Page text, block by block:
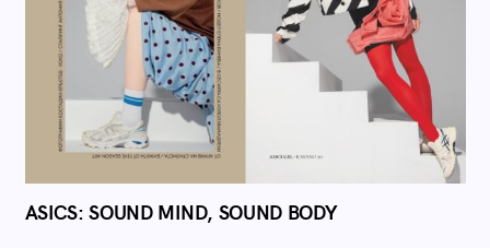
ASICS: SOUND MIND, SOUND BODY